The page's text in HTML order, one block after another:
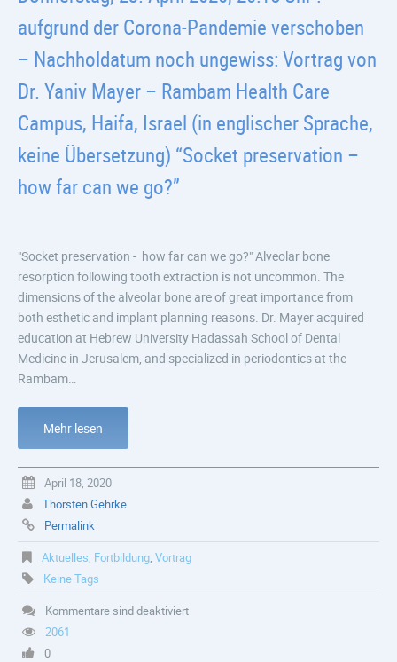
aufgrund der Corona-Pandemie verschoben
– Nachholdatum noch ungewiss: Vortrag von
Dr. Yaniv Mayer – Rambam Health Care
Campus, Haifa, Israel (in englischer Sprache,
keine Übersetzung) “Socket preservation –
how far can we go?”
"Socket preservation - how far can we go?" Alveolar bone
resorption following tooth extraction is not uncommon. The
dimensions of the alveolar bone are of great importance from
both esthetic and implant planning reasons. Dr. Mayer acquired
education at Hebrew University Hadassah School of Dental
Medicine in Jerusalem, and specialized in periodontics at the
Rambam…
Mehr lesen
April 18, 2020
Thorsten Gehrke
Permalink
Aktuelles, Fortbildung, Vortrag
Keine Tags
Kommentare sind deaktiviert
2061
0